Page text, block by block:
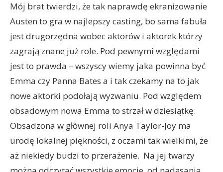
Mój brat twierdzi, że tak naprawdę ekranizowanie
Austen to gra w najlepszy casting, bo sama fabuła
jest drugorzędna wobec aktorów i aktorek którzy
zagrają znane już role. Pod pewnymi względami
jest to prawda – wszyscy wiemy jaka powinna być
Emma czy Panna Bates a i tak czekamy na to jak
nowe aktorki podołają wyzwaniu. Pod względem
obsadowym nowa Emma to strzał w dziesiątkę.
Obsadzona w głównej roli Anya Taylor-Joy ma
urodę lokalnej piękności, z oczami tak wielkimi, że
aż niekiedy budzi to przerażenie. Na jej twarzy